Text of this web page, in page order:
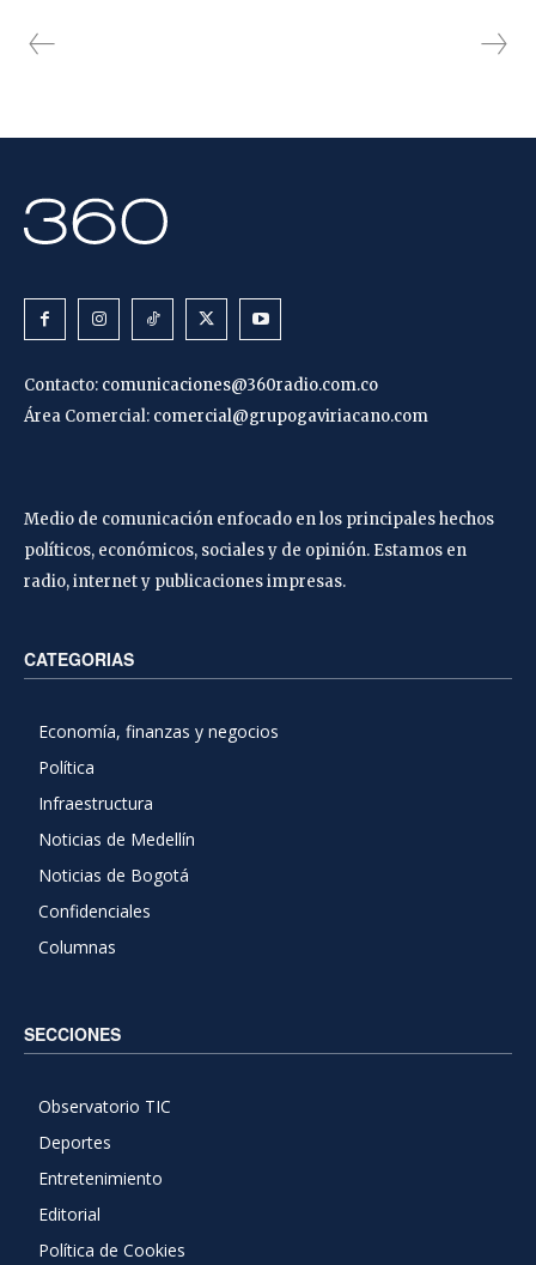
Contacto: comunicaciones@360radio.com.co
Área Comercial: comercial@grupogaviriacano.com
Medio de comunicación enfocado en los principales hechos
políticos, económicos, sociales y de opinión. Estamos en
radio, internet y publicaciones impresas.
CATEGORIAS
Economía, finanzas y negocios
Política
Infraestructura
Noticias de Medellín
Noticias de Bogotá
Confidenciales
Columnas
SECCIONES
Observatorio TIC
Deportes
Entretenimiento
Editorial
Política de Cookies